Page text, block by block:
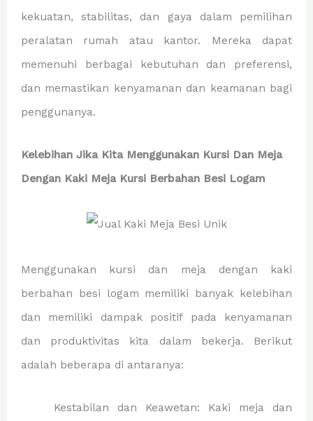
kekuatan, stabilitas, dan gaya dalam pemilihan
peralatan rumah atau kantor. Mereka dapat
memenuhi berbagai kebutuhan dan preferensi,
dan memastikan kenyamanan dan keamanan bagi
penggunanya.
Kelebihan Jika Kita Menggunakan Kursi Dan Meja
Dengan Kaki Meja Kursi Berbahan Besi Logam
Menggunakan kursi dan meja dengan kaki
berbahan besi logam memiliki banyak kelebihan
dan memiliki dampak positif pada kenyamanan
dan produktivitas kita dalam bekerja. Berikut
adalah beberapa di antaranya:
Kestabilan dan Keawetan: Kaki meja dan